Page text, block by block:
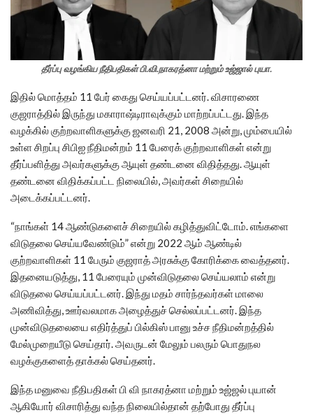
தீர்ப்பு வழங்கிய நீதிபதிகள் பி.வி.நாகரத்னா மற்றும் உஜ்ஜால் புயா.
இதில் மொத்தம் 11 பேர் கைது செய்யப்பட்டனர். விசாரணை
குஜராத்தில் இருந்து மகாராஷ்டிராவுக்கும் மாற்றப்பட்டது. இந்த
வழக்கில் குற்றவாளிகளுக்கு ஜனவரி 21, 2008 அன்று, மும்பையில்
உள்ள சிறப்பு சிபிஐ நீதிமன்றம் 11 பேரைக் குற்றவாளிகள் என்று
தீர்ப்பளித்து அவர்களுக்கு ஆயுள் தண்டனை விதித்தது. ஆயுள்
தண்டனை விதிக்கப்பட்ட நிலையில், அவர்கள் சிறையில்
அடைக்கப்பட்டனர்.
“நாங்கள் 14 ஆண்டுகளைச் சிறையில் கழித்துவிட்டோம். எங்களை
விடுதலை செய்யவேண்டும்” என்று 2022 ஆம் ஆண்டில்
குற்றவாளிகள் 11 பேரும் குஜராத் அரசுக்கு கோரிக்கை வைத்தனர்.
இதனையடுத்து, 11 பேரையும் முன்விடுதலை செய்யலாம் என்று
விடுதலை செய்யப்பட்டனர். இந்து மதம் சார்ந்தவர்கள் மாலை
அணிவித்து, ஊர்வலமாக அழைத்துச் செல்லப்பட்டனர். இந்த
முன்விடுதலையை எதிர்த்துப் பில்கிஸ் பானு உச்ச நீதிமன்றத்தில்
மேல்முறையீடு செய்தார். அவருடன் மேலும் பலரும் பொதுநல
வழக்குகளைத் தாக்கல் செய்தனர்.
இந்த மனுவை நீதிபதிகள் பி வி நாகரத்னா மற்றும் உஜ்ஜல் புயான்
ஆகியோர் விசாரித்து வந்த நிலையில்தான் தற்போது தீர்ப்பு